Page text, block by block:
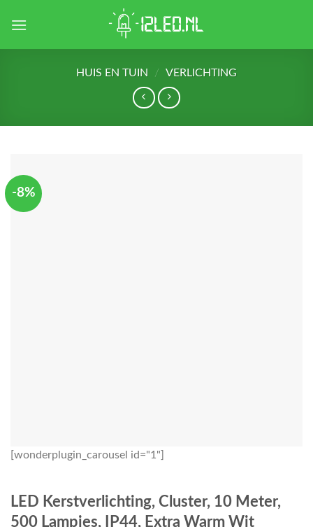
HUIS EN TUIN / VERLICHTING
-8%
[wonderplugin_carousel id="1"]
LED Kerstverlichting, Cluster, 10 Meter,
500 Lampjes, IP44, Extra Warm Wit